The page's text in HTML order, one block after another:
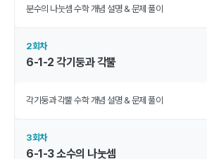
분수의 나눗셈 수학 개념 설명 & 문제 풀이
2회차
6-1-2 각기둥과 각뿔
각기둥과 각뿔 수학 개념 설명 & 문제 풀이
3회차
6-1-3 소수의 나눗셈